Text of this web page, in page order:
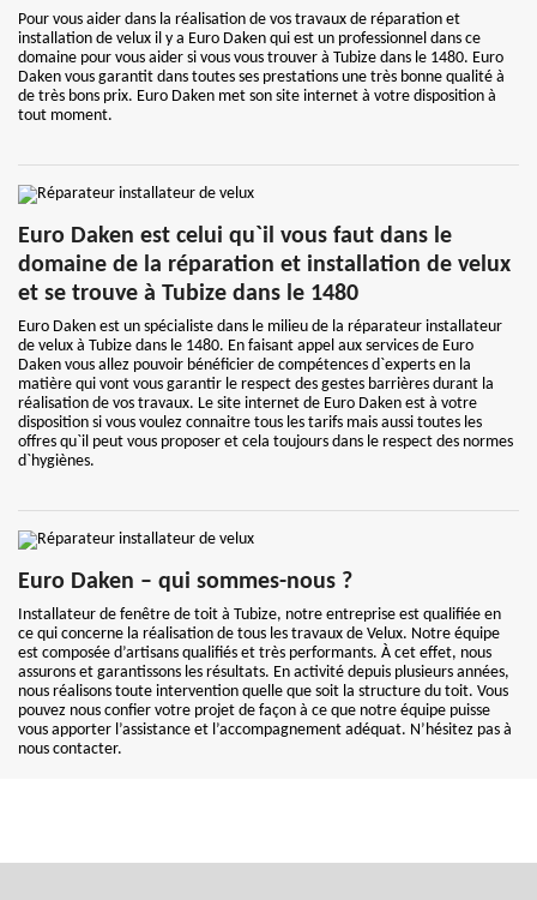
Pour vous aider dans la réalisation de vos travaux de réparation et
installation de velux il y a Euro Daken qui est un professionnel dans ce
domaine pour vous aider si vous vous trouver à Tubize dans le 1480. Euro
Daken vous garantit dans toutes ses prestations une très bonne qualité à
de très bons prix. Euro Daken met son site internet à votre disposition à
tout moment.
Euro Daken est celui qu`il vous faut dans le
domaine de la réparation et installation de velux
et se trouve à Tubize dans le 1480
Euro Daken est un spécialiste dans le milieu de la réparateur installateur
de velux à Tubize dans le 1480. En faisant appel aux services de Euro
Daken vous allez pouvoir bénéficier de compétences d`experts en la
matière qui vont vous garantir le respect des gestes barrières durant la
réalisation de vos travaux. Le site internet de Euro Daken est à votre
disposition si vous voulez connaitre tous les tarifs mais aussi toutes les
offres qu`il peut vous proposer et cela toujours dans le respect des normes
d`hygiènes.
Euro Daken – qui sommes-nous ?
Installateur de fenêtre de toit à Tubize, notre entreprise est qualifiée en
ce qui concerne la réalisation de tous les travaux de Velux. Notre équipe
est composée d’artisans qualifiés et très performants. À cet effet, nous
assurons et garantissons les résultats. En activité depuis plusieurs années,
nous réalisons toute intervention quelle que soit la structure du toit. Vous
pouvez nous confier votre projet de façon à ce que notre équipe puisse
vous apporter l’assistance et l’accompagnement adéquat. N’hésitez pas à
nous contacter.